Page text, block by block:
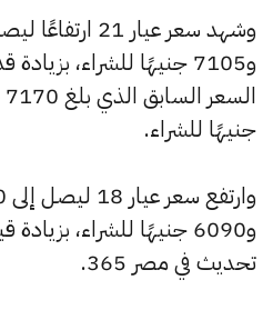
جنيهًا للشراء.
تحديث في مصر 365.